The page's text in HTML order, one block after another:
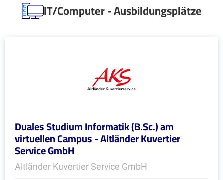
IT/Computer - Ausbildungsplätze
Duales Studium Informatik (B.Sc.) am
virtuellen Campus - Altländer Kuvertier
Service GmbH
Altländer Kuvertier Service GmbH